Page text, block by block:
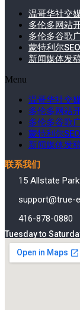
温哥华社交
多伦多网站
多伦多谷歌
蒙特利尔
新闻媒体发
Menu
温哥华社交
多伦多网站
多伦多谷歌
蒙特利尔
新闻媒体发
联系我们
15 Allstate
support@true-
416-878-0880
Tuesday to